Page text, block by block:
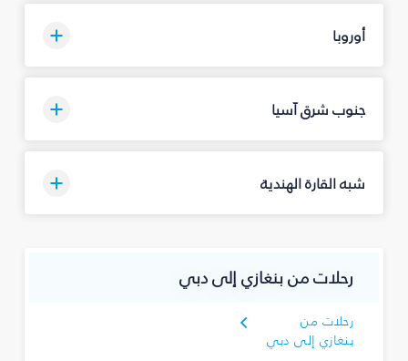
أوروبا
جنوب شرق آسيا
شبه القارة الهندية
رحلات من بنغازي إلى دبي
رحلات من
بنغازي إلى دبي